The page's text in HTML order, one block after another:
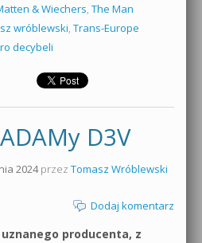
& Wiechers, The Man
wróblewski, Trans-Europe
decybeli
D3V
2024przez Tomasz Wróblewski
Dodaj komentarz
producenta, z